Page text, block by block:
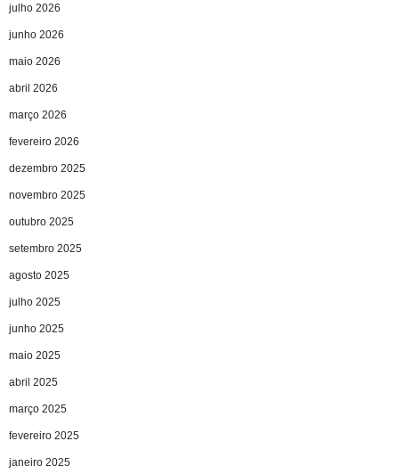
julho 2026
junho 2026
maio 2026
abril 2026
março 2026
fevereiro 2026
dezembro 2025
novembro 2025
outubro 2025
setembro 2025
agosto 2025
julho 2025
junho 2025
maio 2025
abril 2025
março 2025
fevereiro 2025
janeiro 2025